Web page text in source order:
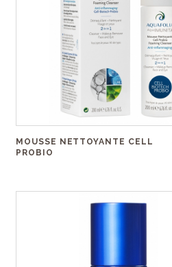
MOUSSE NETTOYANTE CELL
PROBIO